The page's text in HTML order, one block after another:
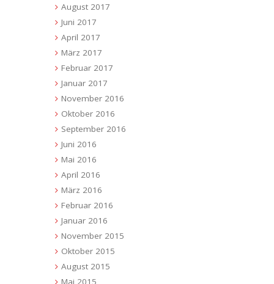
August 2017
Juni 2017
April 2017
März 2017
Februar 2017
Januar 2017
November 2016
Oktober 2016
September 2016
Juni 2016
Mai 2016
April 2016
März 2016
Februar 2016
Januar 2016
November 2015
Oktober 2015
August 2015
Mai 2015